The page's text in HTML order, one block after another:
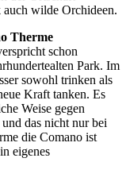
wilde Orchideen.
Therme
schon
Park. Im
sowohl trinken als
Kraft tanken. Es
Weise gegen
das nicht nur bei
die Comano ist
eigenes